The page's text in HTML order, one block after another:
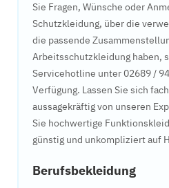
Sie Fragen, Wünsche oder
Schutzkleidung, über die
die passende
Arbeitsschutzkleidung haben,
Servicehotline unter 02689 /
Verfügung. Lassen Sie sich
aussagekräftig von unseren
Sie hochwertige
günstig und unkompliziert auf
Berufsbekleidung